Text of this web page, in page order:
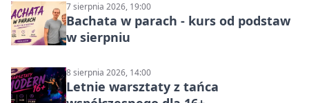
7 sierpnia 2026, 19:00
Bachata w parach - kurs od podstaw
w sierpniu
8 sierpnia 2026, 14:00
Letnie warsztaty z tańca